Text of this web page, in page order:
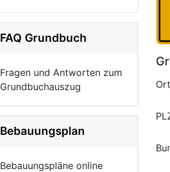
FAQ Grundbuch
Fragen und Antworten zum
Grundbuchauszug
Bebauungsplan
Bebauungspläne online
Ort